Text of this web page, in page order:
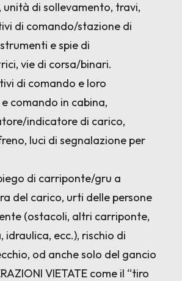
di sollevamento, travi,
di comando/stazione di
e spie di
vie di corsa/binari.
di comando e loro
comando in cabina,
indicatore di carico,
luci di segnalazione per
di carriponte/gru a
del carico, urti delle persone
(ostacoli, altri carriponte,
idraulica, ecc.), rischio di
od anche solo del gancio
VIETATE come il “tiro